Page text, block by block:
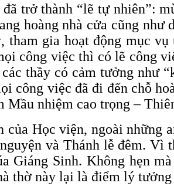
trở thành “lẽ tự nhiên”:
hoàng nhà cửa cũng
tham gia hoạt động mục
công việc thì có lẽ công
thầy có cảm tưởng như
công việc đã đi đến chỗ
Mầu nhiệm cao trọng –
của Học viện, ngoài những
và Thánh lễ đêm. Vì
Giáng Sinh. Không hẹn
thờ này lại là điểm lý